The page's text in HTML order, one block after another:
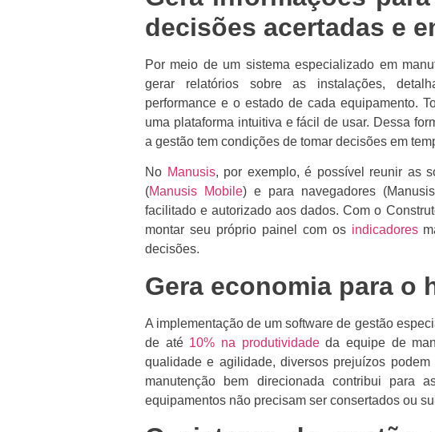
decisões acertadas e
Por meio de um sistema especializado em
gerar relatórios sobre as instalações,
performance e o estado de cada equipamento.
uma plataforma intuitiva e fácil de usar. Dessa
a gestão tem condições de tomar decisões em
No Manusis, por exemplo, é possível reunir as
(Manusis Mobile) e para navegadores
facilitado e autorizado aos dados. Com o
montar seu próprio painel com os indicadores
decisões.
Gera economia para o
A implementação de um software de gestão
de até 10% na produtividadeda equipe de
qualidade e agilidade, diversos prejuízos
manutenção bem direcionada contribui para
equipamentos não precisam ser consertados ou